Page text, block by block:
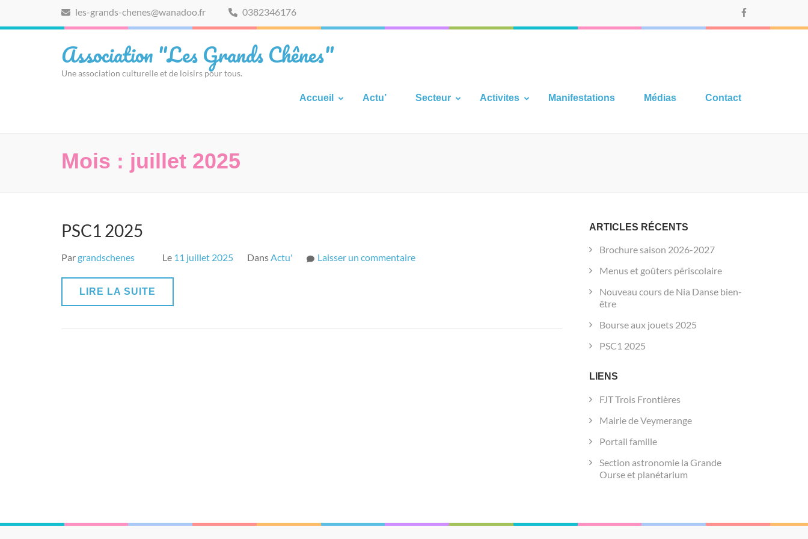
les-grands-chenes@wanadoo.fr 0382346176
Association "Les Grands Chênes"
Une association culturelle et de loisirs pour tous.
Accueil Actu’ Secteur Activites Manifestations Médias Contact
Mois : juillet 2025
PSC1 2025
Pargrandschenes Le 11 juillet 2025 DansActu' Laisser un commentairesur
LIRE LA SUITE
ARTICLES RÉCENTS
Brochure saison 2026-2027
Menus et goûters périscolaire
Nouveau cours de Nia Danse bien-
être
Bourse aux jouets 2025
PSC1 2025
LIENS
FJT Trois Frontières
Mairie de Veymerange
Portail famille
Section astronomie la Grande
Ourse et planétarium